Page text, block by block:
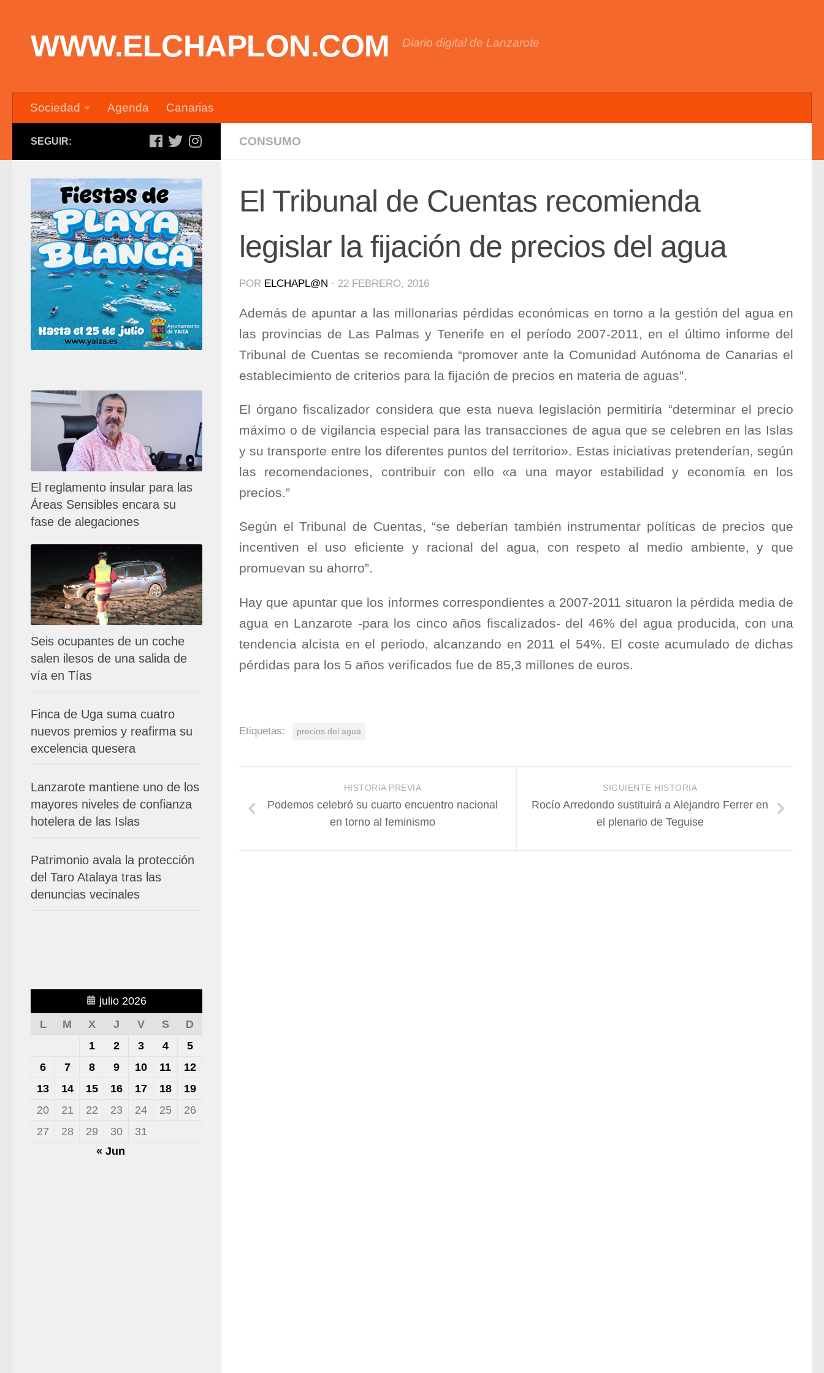
WWW.ELCHAPLON.COM Diario digital de Lanzarote
Sociedad Agenda Canarias
CONSUMO
El Tribunal de Cuentas recomienda
legislar la fijación de precios del agua
POR ELCHAPL@N · 22 FEBRERO, 2016
Además de apuntar a las millonarias pérdidas económicas en torno a la gestión del agua en
las provincias de Las Palmas y Tenerife en el período 2007-2011, en el último informe del
Tribunal de Cuentas se recomienda “promover ante la Comunidad Autónoma de Canarias el
establecimiento de criterios para la fijación de precios en materia de aguas”.
El órgano fiscalizador considera que esta nueva legislación permitiría “determinar el precio
máximo o de vigilancia especial para las transacciones de agua que se celebren en las Islas
y su transporte entre los diferentes puntos del territorio». Estas iniciativas pretenderían, según
las recomendaciones, contribuir con ello «a una mayor estabilidad y economía en los
precios.”
Según el Tribunal de Cuentas, “se deberían también instrumentar políticas de precios que
incentiven el uso eficiente y racional del agua, con respeto al medio ambiente, y que
promuevan su ahorro”.
Hay que apuntar que los informes correspondientes a 2007-2011 situaron la pérdida media de
agua en Lanzarote -para los cinco años fiscalizados- del 46% del agua producida, con una
tendencia alcista en el periodo, alcanzando en 2011 el 54%. El coste acumulado de dichas
pérdidas para los 5 años verificados fue de 85,3 millones de euros.
Etiquetas: precios del agua
SIGUIENTE HISTORIA
Rocío Arredondo sustituirá a Alejandro Ferrer en
el plenario de Teguise
HISTORIA PREVIA
Podemos celebró su cuarto encuentro nacional
en torno al feminismo
SEGUIR:
El reglamento insular para las
Áreas Sensibles encara su
fase de alegaciones
Seis ocupantes de un coche
salen ilesos de una salida de
vía en Tías
Finca de Uga suma cuatro
nuevos premios y reafirma su
excelencia quesera
Lanzarote mantiene uno de los
mayores niveles de confianza
hotelera de las Islas
Patrimonio avala la protección
del Taro Atalaya tras las
denuncias vecinales
julio 2026
L
M X J V S
D
1
2 3 4
5
6
7 8 9 10 11
12
13
14 15 16 17 18
19
20
21 22 23 24 25
26
27
28 29 30
31
« Jun